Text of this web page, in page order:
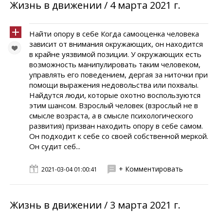
Жизнь в движении / 4 марта 2021 г.
Найти опору в себе Когда самооценка человека
зависит от внимания окружающих, он находится
в крайне уязвимой позиции. У окружающих есть
возможность манипулировать таким человеком,
управлять его поведением, дергая за ниточки при
помощи выражения недовольства или похвалы.
Найдутся люди, которые охотно воспользуются
этим шансом. Взрослый человек (взрослый не в
смысле возраста, а в смысле психологического
развития) призван находить опору в себе самом.
Он подходит к себе со своей собственной меркой.
Он судит себ...
2021-03-04 01:00:41 + Комментировать
Жизнь в движении / 3 марта 2021 г.